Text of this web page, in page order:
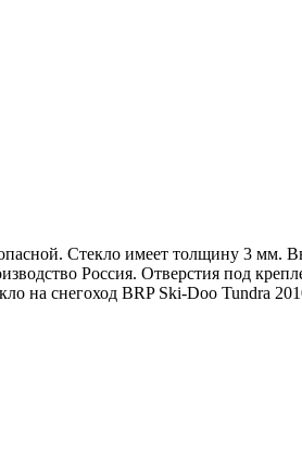
Стекло имеет толщину 3 мм.
Россия. Отверстия под
на снегоход BRP Ski-Doo Tundra